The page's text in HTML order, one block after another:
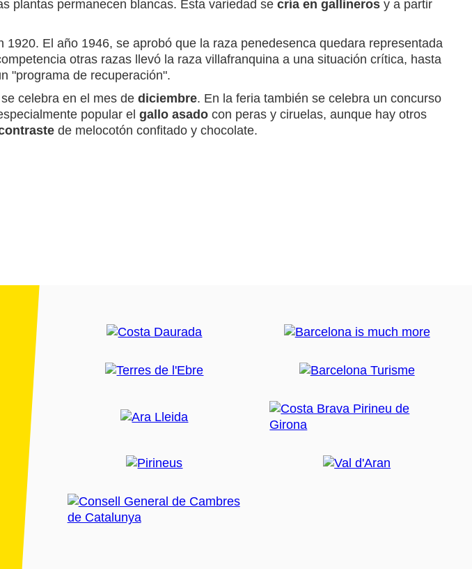
plantas permanecen blancas. Esta variedad se cría en gallineros y a partir
El año 1946, se aprobó que la raza penedesenca quedara representada
otras razas llevó la raza villafranquina a una situación crítica, hasta
"programa de recuperación".
celebra en el mes de diciembre. En la feria también se celebra un concurso
popular el gallo asado con peras y ciruelas, aunque hay otros
de melocotón confitado y chocolate.